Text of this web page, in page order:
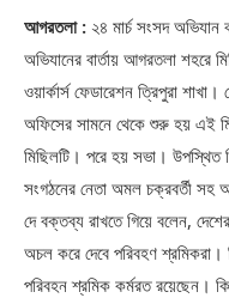
আগরতলা : ২৪ মার্চ সংসদ
অভিযানের বার্তায় আগরতলা শহরে
ওয়ার্কার্স ফেডারেশন ত্রিপুরা
অফিসের সামনে থেকে শুরু হয় এই
মিছিলটি। পরে হয় সভা। উপস্থিত
সংগঠনের নেতা অমল চক্রবর্তী সহ
দে বক্তব্য রাখতে গিয়ে বলেন,
অচল করে দেবে পরিবহণ শ্রমিকরা।
পরিবহন শ্রমিক কর্মরত রয়েছেন।